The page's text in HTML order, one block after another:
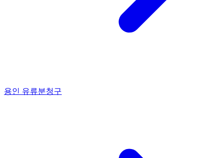
용인 유류분청구